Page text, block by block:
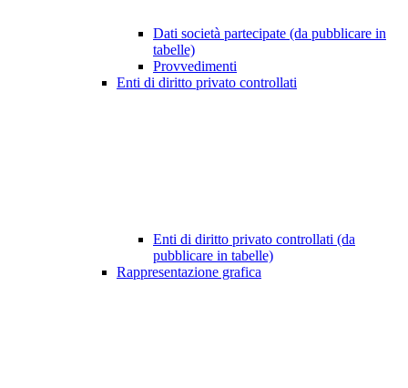
Dati società partecipate (da pubblicare in
tabelle)
Provvedimenti
Enti di diritto privato controllati
Enti di diritto privato controllati (da
pubblicare in tabelle)
Rappresentazione grafica